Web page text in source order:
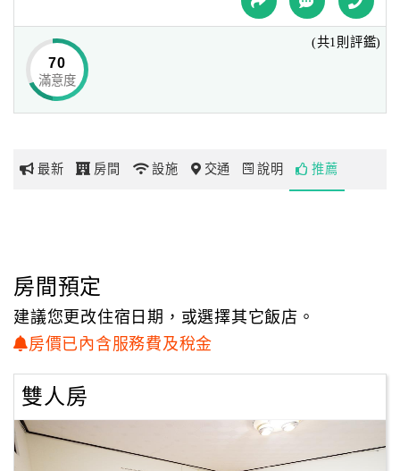
網
玩
地
圖
顧
務
70
滿意度
(共1則評鑑)
最新 房間 設施 交通 說明 推薦
房間預定
建議您更改住宿日期，或選擇其它飯店。
房價已內含服務費及稅金
雙人房